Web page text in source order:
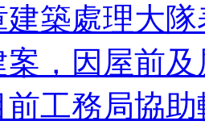
建築處理大
案，因屋前
前工務局協